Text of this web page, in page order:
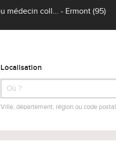
médecin coll... - Ermont (95)
Localisation
Ville, département, région ou code postal